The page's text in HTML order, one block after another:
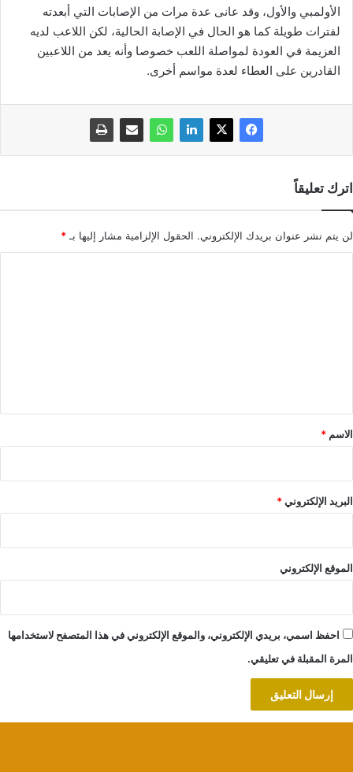
الأولمبي والأول، وقد عانى عدة مرات من الإصابات التي أبعدته
لفترات طويلة كما هو الحال في الإصابة الحالية، لكن اللاعب لديه
العزيمة في العودة لمواصلة اللعب خصوصا وأنه يعد من اللاعبين
القادرين على العطاء لعدة مواسم أخرى.
اترك تعليقاً
لن يتم نشر عنوان بريدك الإلكتروني. الحقول الإلزامية مشار إليها بـ *
*
الاسم *
البريد الإلكتروني*
الموقع الإلكتروني
احفظ اسمي، بريدي الإلكتروني، والموقع الإلكتروني في هذا المتصفح لاستخدامها
المرة المقبلة في تعليقي.